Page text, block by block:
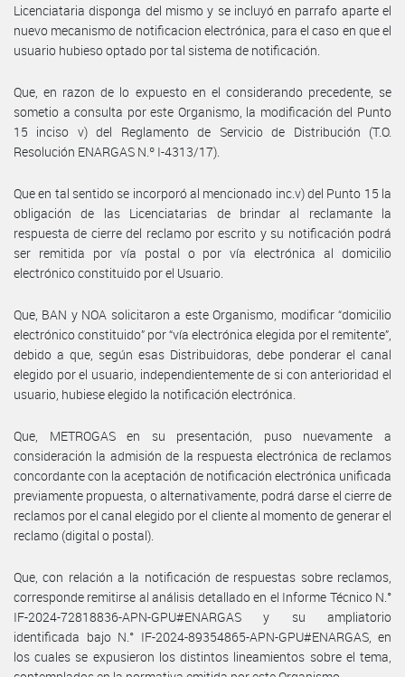
Licenciataria disponga del mismo y se incluyó en parrafo aparte el
nuevo mecanismo de notificacion electrónica, para el caso en que el
usuario hubieso optado por tal sistema de notificación.
Que, en razon de lo expuesto en el considerando precedente, se
sometio a consulta por este Organismo, la modificación del Punto
15 inciso v) del Reglamento de Servicio de Distribución (T.O.
Resolución ENARGAS N.º I-4313/17).
Que en tal sentido se incorporó al mencionado inc.v) del Punto 15 la
obligación de las Licenciatarias de brindar al reclamante la
respuesta de cierre del reclamo por escrito y su notificación podrá
ser remitida por vía postal o por vía electrónica al domicilio
electrónico constituido por el Usuario.
Que, BAN y NOA solicitaron a este Organismo, modificar “domicilio
electrónico constituido” por “vía electrónica elegida por el remitente”,
debido a que, según esas Distribuidoras, debe ponderar el canal
elegido por el usuario, independientemente de si con anterioridad el
usuario, hubiese elegido la notificación electrónica.
Que, METROGAS en su presentación, puso nuevamente a
consideración la admisión de la respuesta electrónica de reclamos
concordante con la aceptación de notificación electrónica unificada
previamente propuesta, o alternativamente, podrá darse el cierre de
reclamos por el canal elegido por el cliente al momento de generar el
reclamo (digital o postal).
Que, con relación a la notificación de respuestas sobre reclamos,
corresponde remitirse al análisis detallado en el Informe Técnico N.°
IF-2024-72818836-APN-GPU#ENARGAS y su ampliatorio
identificada bajo N.° IF-2024-89354865-APN-GPU#ENARGAS, en
los cuales se expusieron los distintos lineamientos sobre el tema,